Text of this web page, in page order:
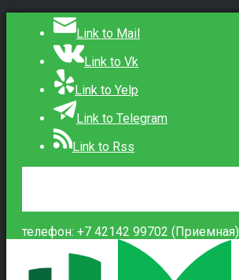
Link to Mail
Link to Vk
Link to Yelp
Link to Telegram
Link to Rss
телефон: +7 42142 99702 (Приемная)